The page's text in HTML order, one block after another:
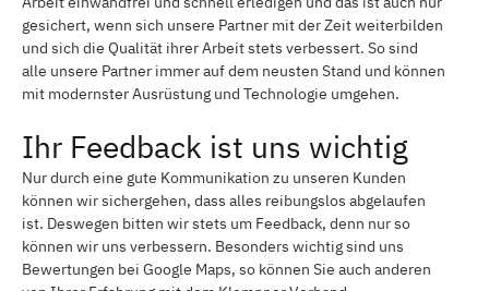
gesichert, wenn sich unsere Partner mit der Zeit weiterbilden
und sich die Qualität ihrer Arbeit stets verbessert. So sind
alle unsere Partner immer auf dem neusten Stand und können
mit modernster Ausrüstung und Technologie umgehen.
Ihr Feedback ist uns wichtig
Nur durch eine gute Kommunikation zu unseren Kunden
können wir sichergehen, dass alles reibungslos abgelaufen
ist. Deswegen bitten wir stets um Feedback, denn nur so
können wir uns verbessern. Besonders wichtig sind uns
Bewertungen bei Google Maps, so können Sie auch anderen